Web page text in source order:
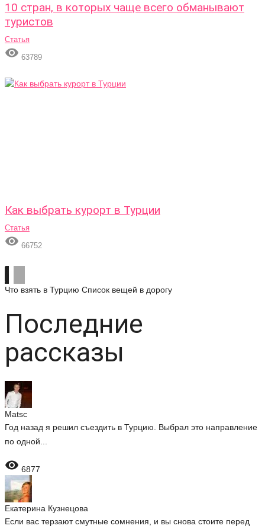
10 стран, в которых чаще всего обманывают
туристов
Статья
 63789
Как выбрать курорт в Турции
Статья
 66752
Что взять в Турцию Список вещей в дорогу
Последние
рассказы
Matsc
Год назад я решил съездить в Турцию. Выбрал это направление
по одной...
 6877
Екатерина Кузнецова
Если вас терзают смутные сомнения, и вы снова стоите перед